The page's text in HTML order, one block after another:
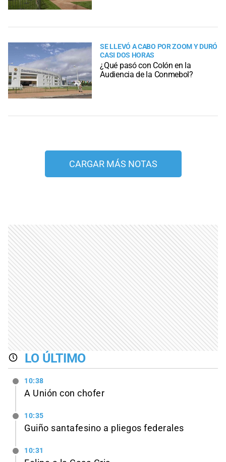
SE LLEVÓ A CABO POR ZOOM Y DURÓ
CASI DOS HORAS
¿Qué pasó con Colón en la
Audiencia de la Conmebol?
CARGAR MÁS NOTAS
LO ÚLTIMO
10:38
A Unión con chofer
10:35
Guiño santafesino a pliegos federales
10:31